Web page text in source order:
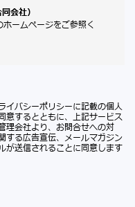
会社）
ホームページをご参照く
イバシーポリシーに記載の個人
意するとともに、上記サービス
理会社より、お問合せへの対
する広告宣伝、メールマガジン
が送信されることに同意します